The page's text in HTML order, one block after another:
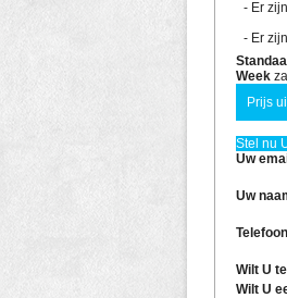
- Er
- Er
Week
Stel nu
Uw
Uw
Wilt U
Wilt U